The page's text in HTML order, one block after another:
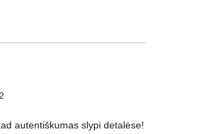
2
autentiškumas slypi detalėse!